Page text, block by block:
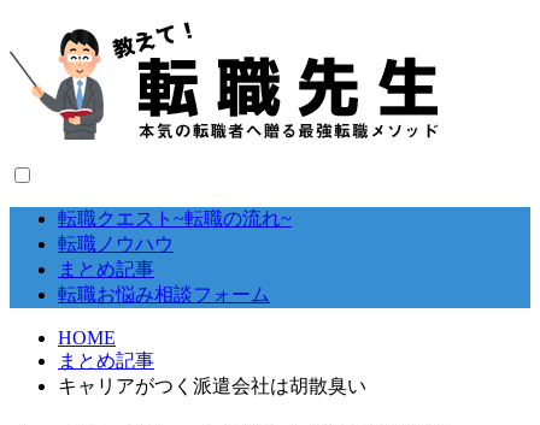
転職クエスト~転職の流れ~
転職ノウハウ
まとめ記事
転職お悩み相談フォーム
HOME
まとめ記事
キャリアがつく派遣会社は胡散臭い